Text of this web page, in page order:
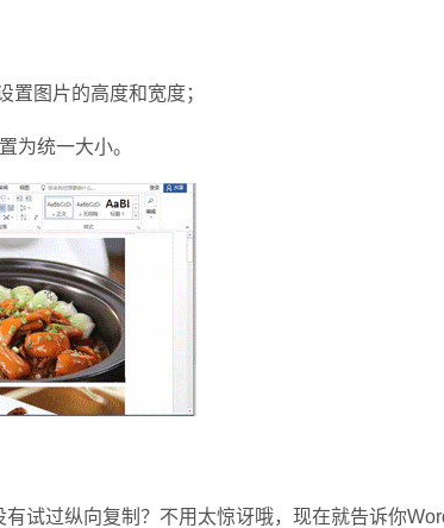
图片的高度和宽度；
统一大小。
过纵向复制？不用太惊讶哦，现在就告诉你